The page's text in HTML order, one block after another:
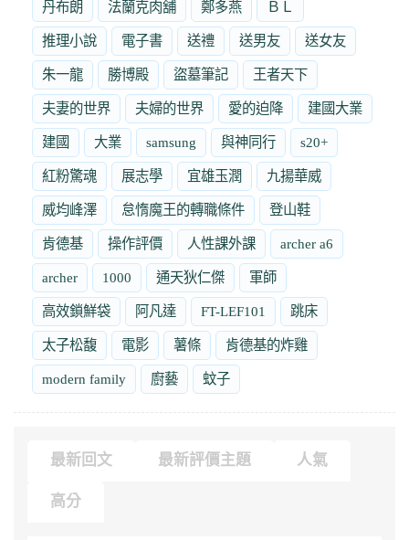
丹布朗 法蘭克肉舖 鄭多燕 ＢＬ
推理小說 電子書 送禮 送男友 送女友
朱一龍 勝博殿 盜墓筆記 王者天下
夫妻的世界 夫婦的世界 愛的迫降 建國大業
建國 大業 samsung 與神同行 s20+
紅粉驚魂 展志學 宜雄玉潤 九揚華威
威均峰澤 怠惰魔王的轉職條件 登山鞋
肯德基 操作評價 人性課外課 archer a6
archer 1000 通天狄仁傑 軍師
高效鎖鮮袋 阿凡達 FT-LEF101 跳床
太子松馥 電影 薯條 肯德基的炸雞
modern family 廚藝 蚊子
最新回文 最新評價主題 人氣
高分